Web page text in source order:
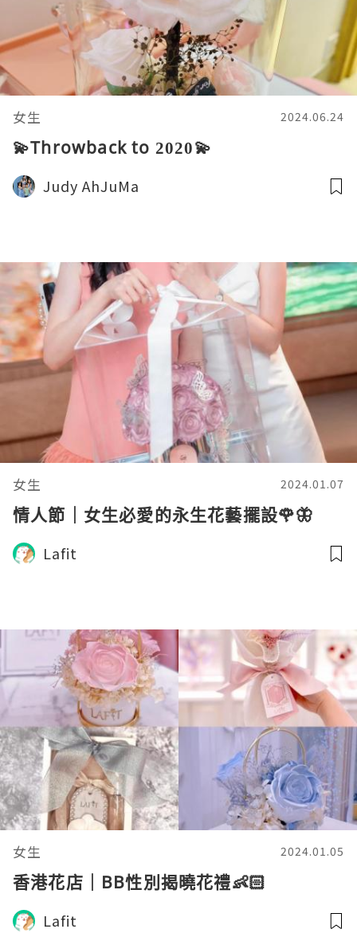
女生 2024.06.24
💫Throwback to 2020💫
Judy AhJuMa
女生 2024.01.07
情人節｜女生必愛的永生花藝擺設🌹🦋
Lafit
女生 2024.01.05
香港花店｜BB性別揭曉花禮👶🏻
Lafit